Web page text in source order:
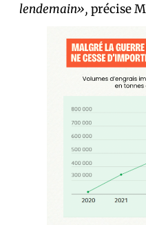
lendemain», précise